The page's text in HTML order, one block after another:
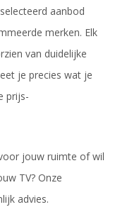
aanbod
merken. Elk
van duidelijke
je precies wat je
prijs-
jouw ruimte of wil
TV? Onze
advies.